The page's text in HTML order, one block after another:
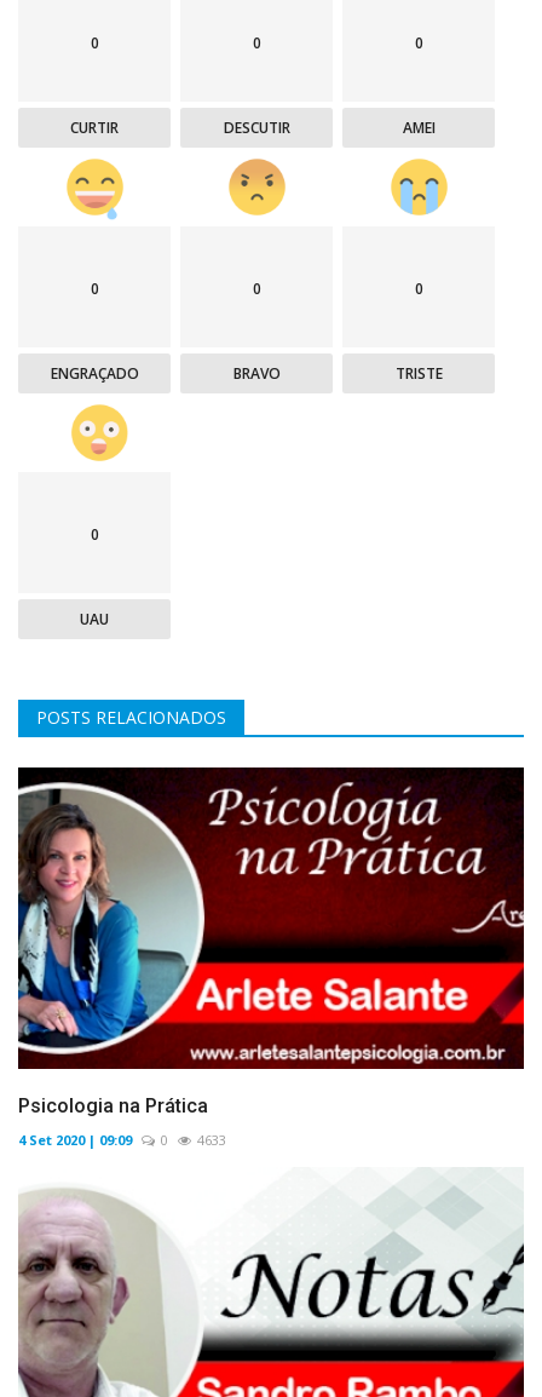
0
CURTIR
0
DESCUTIR
0
AMEI
0
ENGRAÇADO
0
BRAVO
0
TRISTE
0
UAU
POSTS RELACIONADOS
Psicologia na Prática
4 Set 2020 | 09:09 0 4633